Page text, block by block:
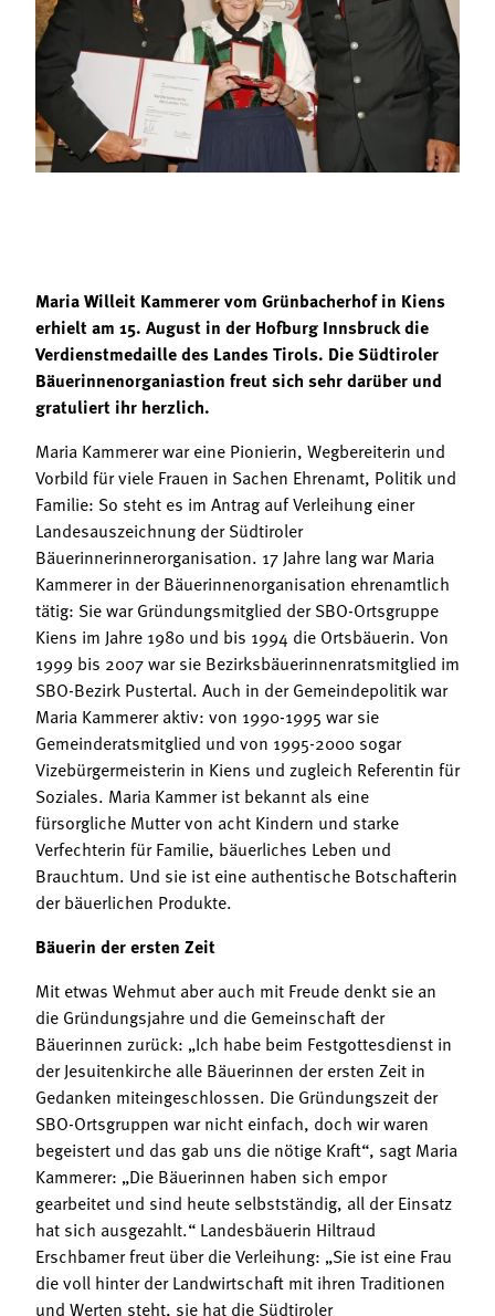
Mitgliedschaft
Landessekretariat
Bäuerliche Buffets
Hofgeschichten
Maria Willeit Kammerer vom Grünbacherhof in Kiens
erhielt am 15. August in der Hofburg Innsbruck die
Verdienstmedaille des Landes Tirols. Die Südtiroler
Bäuerinnenorganiastion freut sich sehr darüber und
gratuliert ihr herzlich.
Maria Kammerer war eine Pionierin, Wegbereiterin und
Vorbild für viele Frauen in Sachen Ehrenamt, Politik und
Familie: So steht es im Antrag auf Verleihung einer
Landesauszeichnung der Südtiroler
Bäuerinnerinnerorganisation. 17 Jahre lang war Maria
Kammerer in der Bäuerinnenorganisation ehrenamtlich
tätig: Sie war Gründungsmitglied der SBO-Ortsgruppe
Kiens im Jahre 1980 und bis 1994 die Ortsbäuerin. Von
1999 bis 2007 war sie Bezirksbäuerinnenratsmitglied im
SBO-Bezirk Pustertal. Auch in der Gemeindepolitik war
Maria Kammerer aktiv: von 1990-1995 war sie
Gemeinderatsmitglied und von 1995-2000 sogar
Vizebürgermeisterin in Kiens und zugleich Referentin für
Soziales. Maria Kammer ist bekannt als eine
fürsorgliche Mutter von acht Kindern und starke
Verfechterin für Familie, bäuerliches Leben und
Brauchtum. Und sie ist eine authentische Botschafterin
der bäuerlichen Produkte.
Bäuerin der ersten Zeit
Mit etwas Wehmut aber auch mit Freude denkt sie an
die Gründungsjahre und die Gemeinschaft der
Bäuerinnen zurück: „Ich habe beim Festgottesdienst in
der Jesuitenkirche alle Bäuerinnen der ersten Zeit in
Gedanken miteingeschlossen. Die Gründungszeit der
SBO-Ortsgruppen war nicht einfach, doch wir waren
begeistert und das gab uns die nötige Kraft“, sagt Maria
Kammerer: „Die Bäuerinnen haben sich empor
gearbeitet und sind heute selbstständig, all der Einsatz
hat sich ausgezahlt.“ Landesbäuerin Hiltraud
Erschbamer freut über die Verleihung: „Sie ist eine Frau
die voll hinter der Landwirtschaft mit ihren Traditionen
und Werten steht, sie hat die Südtiroler